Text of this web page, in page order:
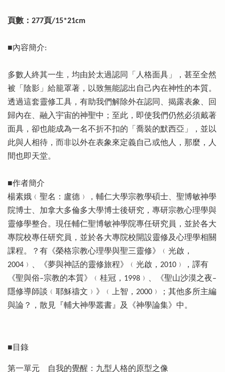
頁數：277頁/15*21cm
■內容簡介:
多數人終其一生，均由於太過認同「人格面具」，甚至全然
被「陰影」給籠罩著，以致無能認出自己內在神性的本質。
透過這套靈修工具，有助我們解除外在認同、揭露表象、回
歸內在、融入宇宙的神聖中；至此，即使我們仍然必須戴著
面具，卻也能成為一名不折不扣的「喬裝的默西亞」，並以
此與人相待，而非以外在表象來定義自己或他人，那麼，人
間也即天堂。
■作者簡介
楊素娥﹙聖名：盧德﹚，輔仁大學宗教學碩士、聖博敏神學
院博士、加拿大多倫多大學博士後研究，專研宗教心理學與
靈修學整合。現任輔仁聖博敏神學院專任研究員，並於各大
專院校專任研究員，並於各大專院校開設靈修及心理學相關
課程。？有《榮格宗教心理學與聖三靈修》﹙光啟，
2004﹚、《夢與神話的靈修旅程》﹙光啟，2010﹚，譯有
《聖與俗–宗教的本質》﹙桂冠，1998﹚、《聖山沙漠之夜–
隱修導師談﹙耶穌禱文﹚》﹙上智，2000﹚；其他多所主編
與論？，散見『輔大神學叢書』及《神學論集》中。
■目錄
第一單元 自我的覺醒：九型人格的原型之像